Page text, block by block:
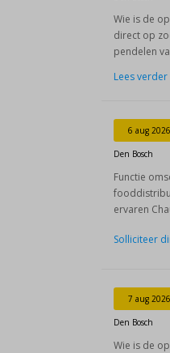
Wie is de
direct op
pendelen
Lees verder
6 aug 2026
Den Bosch
Functie
ervaren
Solliciteer
7 aug 2026
Den Bosch
Wie is de